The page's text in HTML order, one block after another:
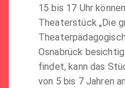
15 bis 17 Uhr
Theaterstück „Die
Osnabrück
findet, kann das
von 5 bis 7 Jahren